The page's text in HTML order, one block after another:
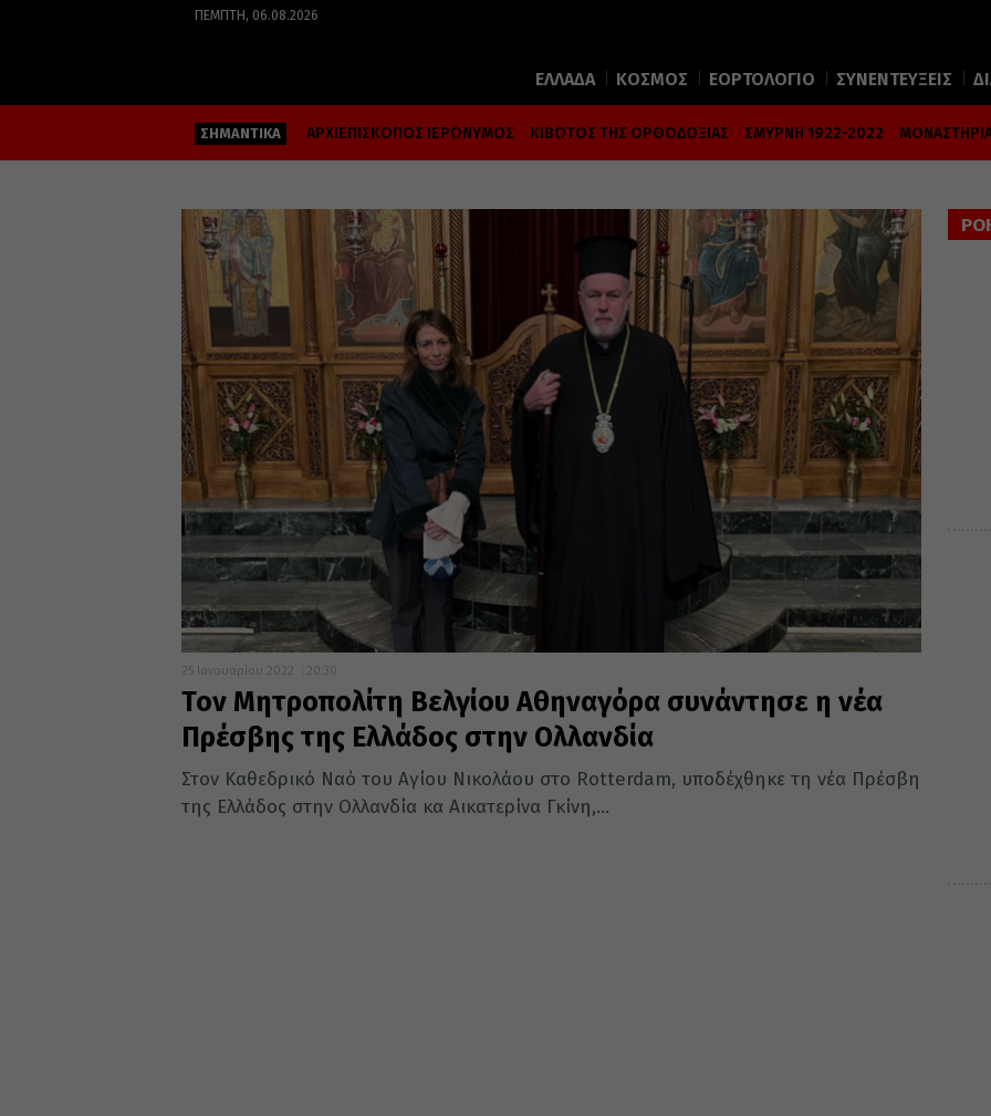
ΠΈΜΠΤΗ, 06.08.2026
ΕΛΛΑΔΑ ΚΟΣΜΟΣ ΕΟΡΤΟΛΟΓΙΟ ΣΥΝΕΝΤΕΥΞΕΙΣ
ΣΗΜΑΝΤΙΚΑ ΑΡΧΙΕΠΙΣΚΟΠΟΣ ΙΕΡΩΝΥΜΟΣ ΚΙΒΩΤΟΣ ΤΗΣ ΟΡΘΟΔΟΞΙΑΣ ΣΜΥΡΝΗ 1922-2022
25 Ιανουαρίου 2022 20:30
Τον Μητροπολίτη Βελγίου Αθηναγόρα συνάντησε η νέα
Πρέσβης της Ελλάδος στην Ολλανδία
Στον Καθεδρικό Ναό του Αγίου Νικολάου στο Rotterdam, υποδέχθηκε τη νέα Πρέσβη
της Ελλάδος στην Ολλανδία κα Αικατερίνα Γκίνη,...